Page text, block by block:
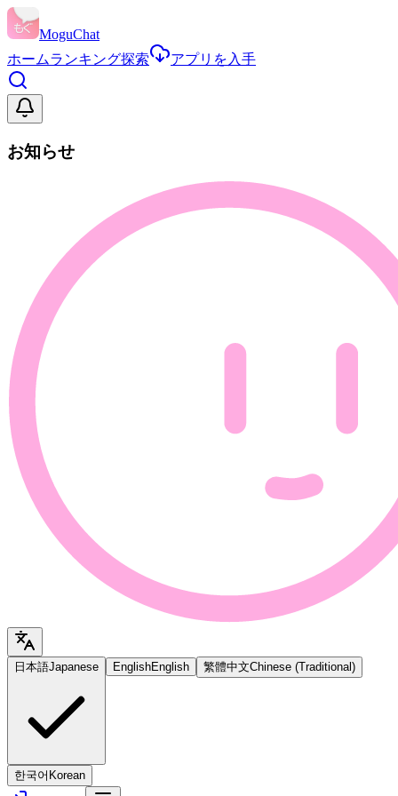
MoguChat
ホームランキング探索 アプリを入手
お知らせ
日本語Japanese EnglishEnglish 繁體中文Chinese (Traditional)
한국어 Korean